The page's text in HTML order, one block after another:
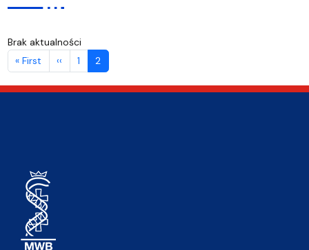
Brak aktualności
Stronicowanie
« First Pierwsza strona
‹‹ Poprzednia strona
1 2